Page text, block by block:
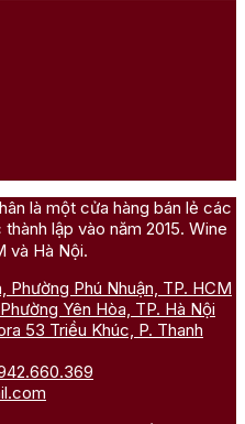
là một cửa hàng bán lẻ các
lập vào năm 2015. Wine
và Hà Nội.
Phường Phú Nhuận, TP. HCM
Yên Hòa, TP. Hà Nội
53 Triều Khúc, P. Thanh